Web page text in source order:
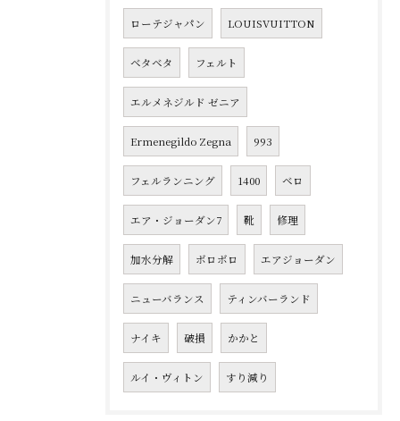
ローテジャパン LOUISVUITTON
ベタベタ フェルト
エルメネジルド ゼニア
Ermenegildo Zegna 993
フェルランニング 1400 ベロ
エア・ジョーダン7 靴 修理
加水分解 ボロボロ エアジョーダン
ニューバランス ティンバーランド
ナイキ 破損 かかと
ルイ・ヴィトン すり減り